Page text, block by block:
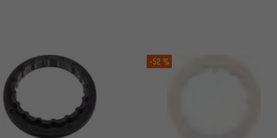
-52 %